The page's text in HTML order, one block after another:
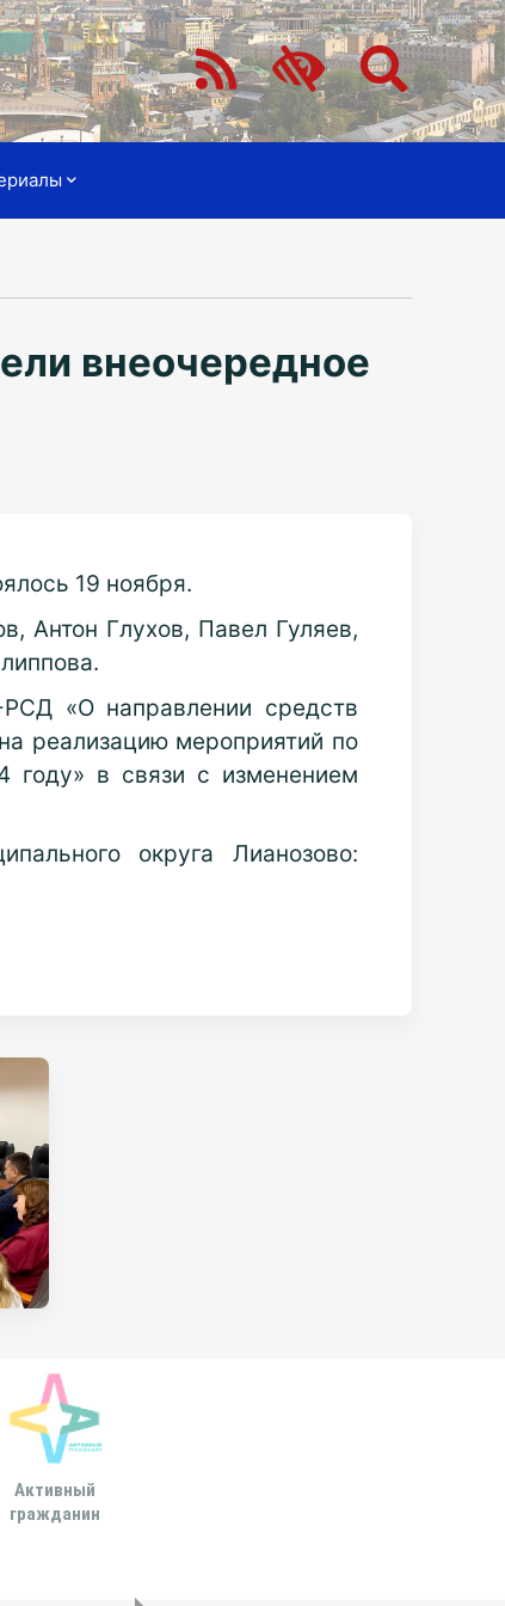
внеочередное
19 ноября.
Антон Глухов, Павел Гуляев,
«О направлении средств
реализацию мероприятий по
году» в связи с изменением
округа Лианозово:
Активный
гражданин